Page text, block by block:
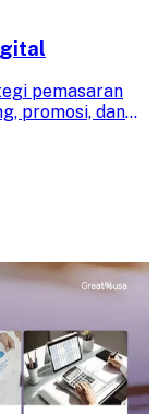
pemasaran
promosi, dan